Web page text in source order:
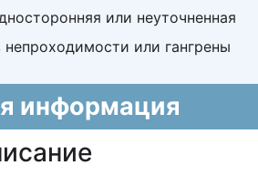
или неуточненная
или гангрены
информация